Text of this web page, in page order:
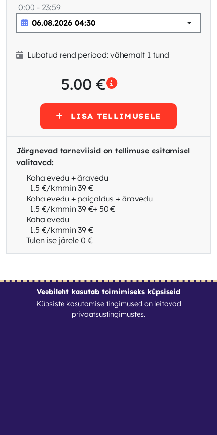
0:00 - 23:59
Lubatud rendiperiood: vähemalt 1 tund
5.00 €
LISA TELLIMUSELE
Järgnevad tarneviisid on tellimuse esitamisel
valitavad:
Kohalevedu + äravedu
1.5 €/kmmin 39 €
Kohalevedu + paigaldus + äravedu
1.5 €/kmmin 39 €+ 50 €
Kohalevedu
1.5 €/kmmin 39 €
Tulen ise järele 0 €
Tingimused
Veebileht kasutab toimimiseks küpsiseid
Küpsiste kasutamise tingimused on leitavad
privaatsustingimustes.